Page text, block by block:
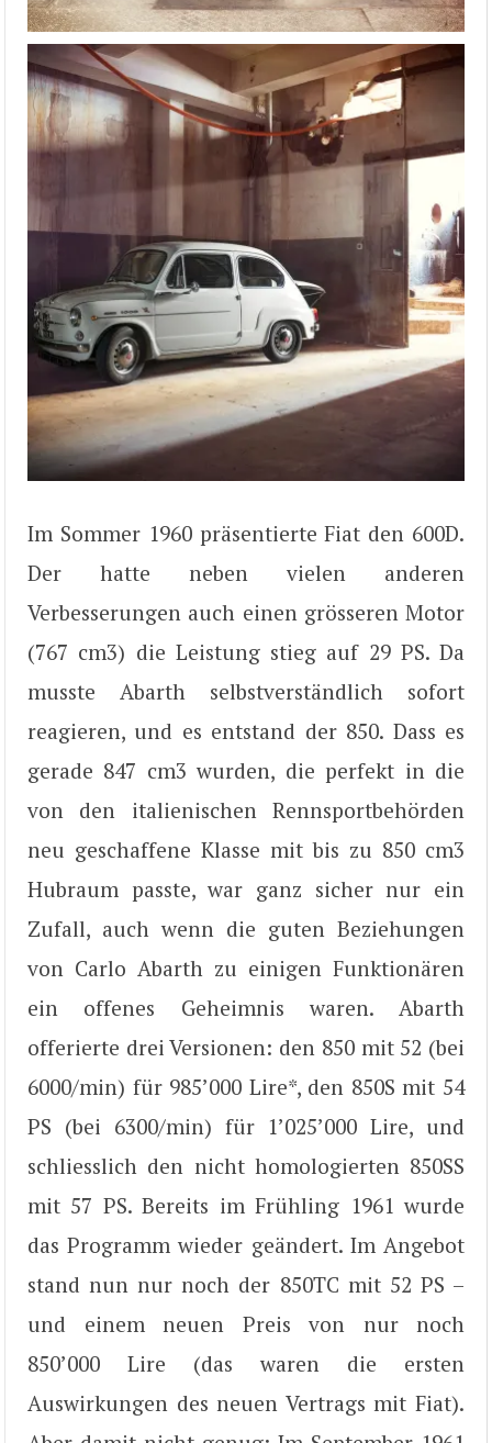
Im Sommer 1960 präsentierte Fiat den 600D.
Der hatte neben vielen anderen
Verbesserungen auch einen grösseren Motor
(767 cm3) die Leistung stieg auf 29 PS. Da
musste Abarth selbstverständlich sofort
reagieren, und es entstand der 850. Dass es
gerade 847 cm3 wurden, die perfekt in die
von den italienischen Rennsportbehörden
neu geschaffene Klasse mit bis zu 850 cm3
Hubraum passte, war ganz sicher nur ein
Zufall, auch wenn die guten Beziehungen
von Carlo Abarth zu einigen Funktionären
ein offenes Geheimnis waren. Abarth
offerierte drei Versionen: den 850 mit 52 (bei
6000/min) für 985’000 Lire*, den 850S mit 54
PS (bei 6300/min) für 1’025’000 Lire, und
schliesslich den nicht homologierten 850SS
mit 57 PS. Bereits im Frühling 1961 wurde
das Programm wieder geändert. Im Angebot
stand nun nur noch der 850TC mit 52 PS –
und einem neuen Preis von nur noch
850’000 Lire (das waren die ersten
Auswirkungen des neuen Vertrags mit Fiat).